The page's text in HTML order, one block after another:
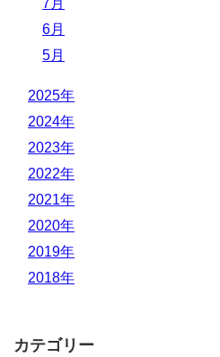
6月
5月
2025年
2024年
2023年
2022年
2021年
2020年
2019年
2018年
カテゴリー